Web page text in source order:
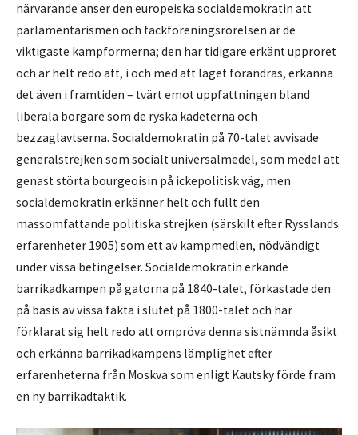
närvarande anser den europeiska socialdemokratin att
parlamentarismen och fackföreningsrörelsen är de
viktigaste kampformerna; den har tidigare erkänt upproret
och är helt redo att, i och med att läget förändras, erkänna
det även i framtiden – tvärt emot uppfattningen bland
liberala borgare som de ryska kadeterna och
bezzaglavtserna. Socialdemokratin på 70-talet avvisade
generalstrejken som socialt universalmedel, som medel att
genast störta bourgeoisin på ickepolitisk väg, men
socialdemokratin erkänner helt och fullt den
massomfattande politiska strejken (särskilt efter Rysslands
erfarenheter 1905) som ett av kampmedlen, nödvändigt
under vissa betingelser. Socialdemokratin erkände
barrikadkampen på gatorna på 1840-talet, förkastade den
på basis av vissa fakta i slutet på 1800-talet och har
förklarat sig helt redo att ompröva denna sistnämnda åsikt
och erkänna barrikadkampens lämplighet efter
erfarenheterna från Moskva som enligt Kautsky förde fram
en ny barrikadtaktik.